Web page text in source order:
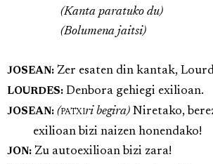
(Kanta paratuko du)
(Bolumena jaitsi)
JOSEAN: Zer esaten din kantak,
LOURDES: Denbora gehiegi exilioan.
JOSEAN: (patxiri begira) Niretako,
exilioan bizi naizen honendako!
JON: Zu autoexilioan bizi zara!